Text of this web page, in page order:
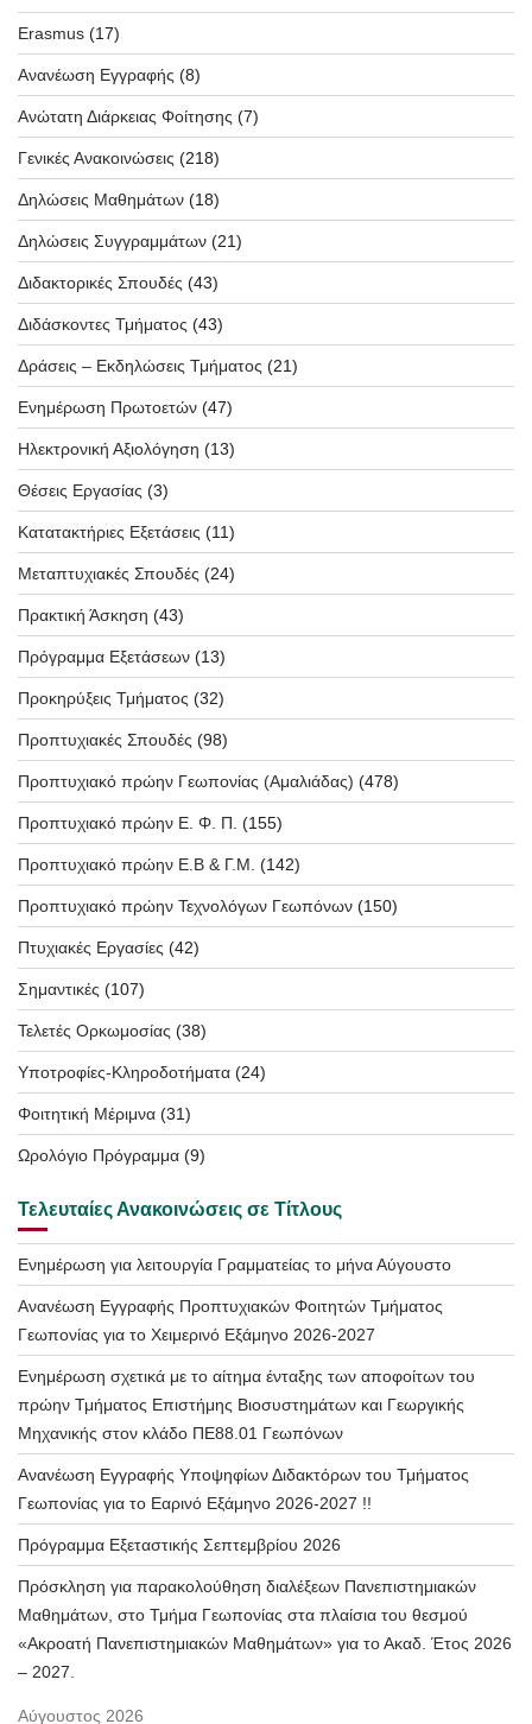
Erasmus (17)
Ανανέωση Εγγραφής (8)
Ανώτατη Διάρκειας Φοίτησης (7)
Γενικές Ανακοινώσεις (218)
Δηλώσεις Μαθημάτων (18)
Δηλώσεις Συγγραμμάτων (21)
Διδακτορικές Σπουδές (43)
Διδάσκοντες Τμήματος (43)
Δράσεις – Εκδηλώσεις Τμήματος (21)
Ενημέρωση Πρωτοετών (47)
Ηλεκτρονική Αξιολόγηση (13)
Θέσεις Εργασίας (3)
Κατατακτήριες Εξετάσεις (11)
Μεταπτυχιακές Σπουδές (24)
Πρακτική Άσκηση (43)
Πρόγραμμα Εξετάσεων (13)
Προκηρύξεις Τμήματος (32)
Προπτυχιακές Σπουδές (98)
Προπτυχιακό πρώην Γεωπονίας (Αμαλιάδας) (478)
Προπτυχιακό πρώην Ε. Φ. Π. (155)
Προπτυχιακό πρώην Ε.Β & Γ.Μ. (142)
Προπτυχιακό πρώην Τεχνολόγων Γεωπόνων (150)
Πτυχιακές Εργασίες (42)
Σημαντικές (107)
Τελετές Ορκωμοσίας (38)
Υποτροφίες-Κληροδοτήματα (24)
Φοιτητική Μέριμνα (31)
Ωρολόγιο Πρόγραμμα (9)
Τελευταίες Ανακοινώσεις σε Τίτλους
Ενημέρωση για λειτουργία Γραμματείας το μήνα Αύγουστο
Ανανέωση Εγγραφής Προπτυχιακών Φοιτητών Τμήματος
Γεωπονίας για το Χειμερινό Εξάμηνο 2026-2027
Ενημέρωση σχετικά με το αίτημα ένταξης των αποφοίτων του
πρώην Τμήματος Επιστήμης Βιοσυστημάτων και Γεωργικής
Μηχανικής στον κλάδο ΠΕ88.01 Γεωπόνων
Ανανέωση Εγγραφής Υποψηφίων Διδακτόρων του Τμήματος
Γεωπονίας για το Εαρινό Εξάμηνο 2026-2027 !!
Πρόγραμμα Εξεταστικής Σεπτεμβρίου 2026
Πρόσκληση για παρακολούθηση διαλέξεων Πανεπιστημιακών
Μαθημάτων, στο Τμήμα Γεωπονίας στα πλαίσια του θεσμού
«Ακροατή Πανεπιστημιακών Μαθημάτων» για το Ακαδ. Έτος 2026
– 2027.
Αύγουστος 2026